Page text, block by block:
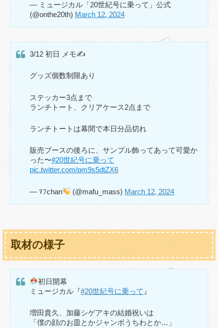
— ミュージカル「20世紀号に乗って」公式
(@onthe20th) March 12, 2024
3/12 初日 メモ✍️
グッズ個数制限あり
ステッカー3点まで
ランチトート、クリアケース2点まで
ランチトートは幕間で本日分品切れ
販売ブースの後ろに、サンプル飾ってあって可愛か
った〜#20世紀号に乗って
pic.twitter.com/pm9s5dtZX6
— ﾏﾌchan (@mafu_mass) March 12, 2024
取材の様子
初日開幕
ミュージカル『#20世紀号に乗って 』
増田貴久、加藤シゲアキの結婚祝いは
「僕の顔のお皿とかジャンボうちわとか…」